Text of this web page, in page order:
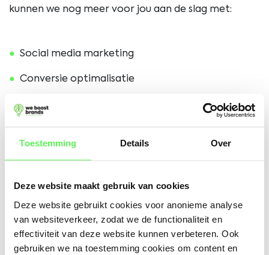
Toestemming Details Over
Deze website maakt gebruik van cookies
Deze website gebruikt cookies voor anonieme analyse
van websiteverkeer, zodat we de functionaliteit en
effectiviteit van deze website kunnen verbeteren. Ook
gebruiken we na toestemming cookies om content en
kunnen we nog meer voor jou aan de slag met:
Social media marketing
Conversie optimalisatie
Displays en video’s
Zoekmachine advertenties